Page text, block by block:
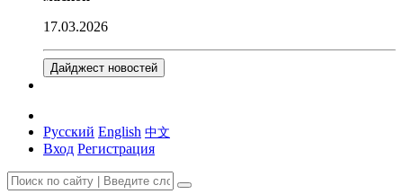
17.03.2026
Дайджест новостей
Русский English 中文
Вход Регистрация